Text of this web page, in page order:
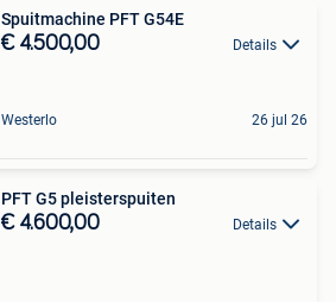
Spuitmachine PFT G54E
€ 4.500,00 Details
Westerlo 26 jul 26
PFT G5 pleisterspuiten
€ 4.600,00 Details